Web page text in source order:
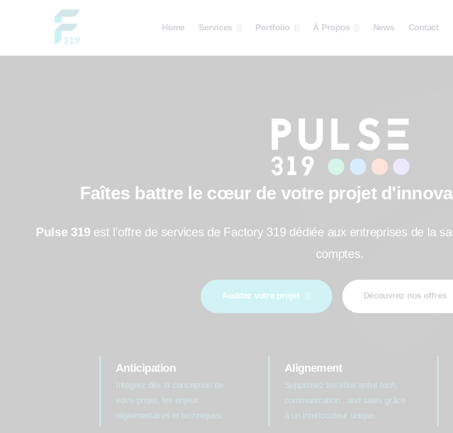
Home Services Portfolio À Propos News Contact
Faîtes battre le cœur de votre projet
Pulse 319 est l’offre de services de Factory 319 dédiée aux entreprises de la
comptes.
Auditez votre projet Découvrez nos offres
Anticipation
Intégrez dès la conception de
votre projet, les enjeux
réglementaires et techniques.
Alignement
Supprimez les silos entre tech,
communication , and sales grâce
à un interlocuteur unique.